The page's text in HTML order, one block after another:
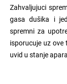
Zahvaljujuci
gasa dušika i
spremni za
isporucuje uz
uvid u stanje